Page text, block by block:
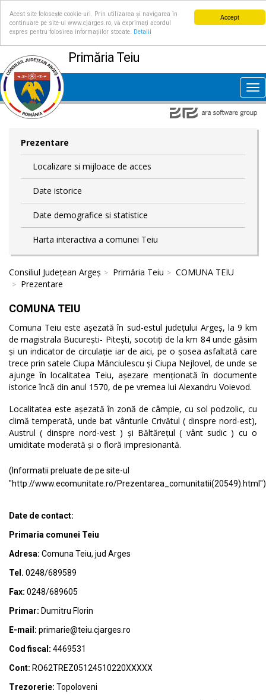
Accept
Acest site folosește cookie-uri. Prin utilizarea și navigarea în
continuare pe site-ul www.cjarges.ro, vă exprimați acordul
expres pentru folosirea informațiilor stocate.
Detalii
Primăria Teiu
Prezentare
Localizare si mijloace de acces
Date istorice
Date demografice si statistice
Harta interactiva a comunei Teiu
Consiliul Județean Argeș Primăria Teiu
COMUNA TEIU
Prezentare
COMUNA TEIU
Comuna Teiu este așezată în sud-estul județului Argeș, la 9 km
de magistrala București- Pitești, socotiți de la km 84 unde găsim
și un indicator de circulație iar de aici, pe o șosea asfaltată care
trece prin satele Ciupa Mănciulescu și Ciupa Nejlovel, de unde se
ajunge în localitatea Teiu, așezare menționată în documente
istorice încă din anul 1570, de pe vremea lui Alexandru Voievod.
Localitatea este așezată în zonă de câmpie, cu sol podzolic, cu
climă temperată, unde bat vânturile Crivătul ( dinspre nord-est),
Austrul ( dinspre nord-vest ) și Băltărețul ( vânt sudic ) cu o
umiditate moderată și o floră impresionantă.
(Informatii preluate de pe site-ul
"http://www.ecomunitate.ro/Prezentarea_comunitatii(20549).html")
Date de contact:
Primaria comunei Teiu
Adresa: Comuna Teiu, jud Arges
Tel. 0248/689589
Fax: 0248/689605
Primar: Dumitru Florin
E-mail: primarie@teiu.cjarges.ro
Cod fiscal: 4469531
Cont: RO62TREZ05124510220XXXXX
Trezorerie: Topoloveni